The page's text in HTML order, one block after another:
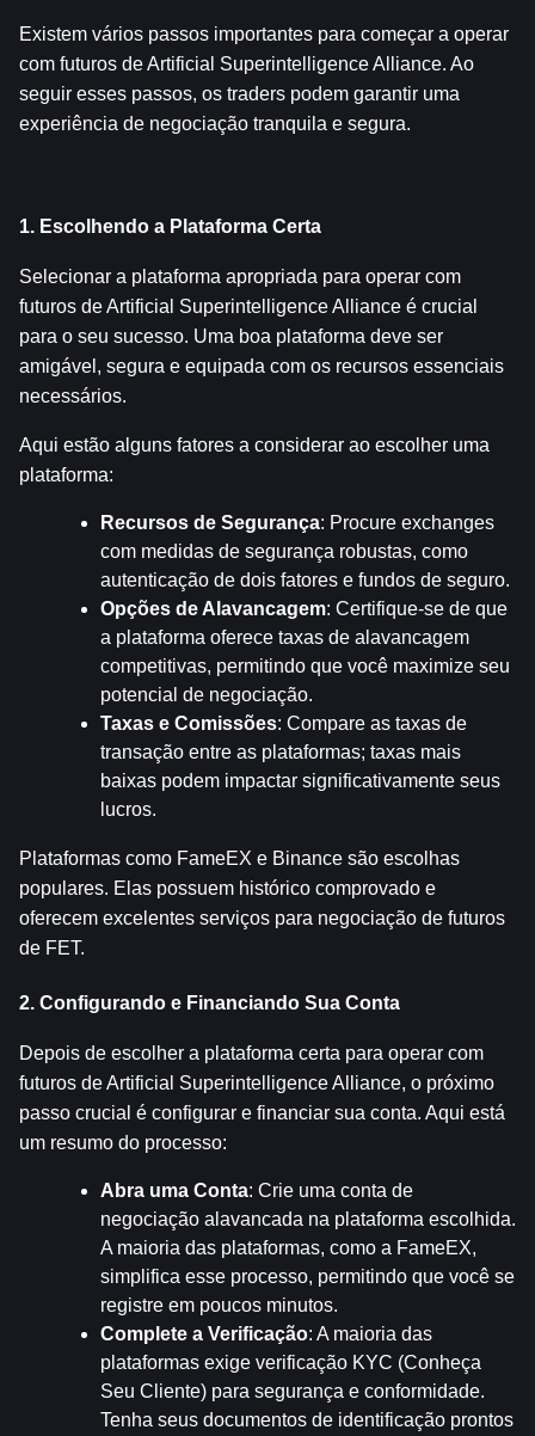
Existem vários passos importantes para começar a operar
com futuros de Artificial Superintelligence Alliance. Ao
seguir esses passos, os traders podem garantir uma
experiência de negociação tranquila e segura.
1. Escolhendo a Plataforma Certa
Selecionar a plataforma apropriada para operar com
futuros de Artificial Superintelligence Alliance é crucial
para o seu sucesso. Uma boa plataforma deve ser
amigável, segura e equipada com os recursos essenciais
necessários.
Aqui estão alguns fatores a considerar ao escolher uma
plataforma:
Recursos de Segurança: Procure exchanges
com medidas de segurança robustas, como
autenticação de dois fatores e fundos de seguro.
Opções de Alavancagem: Certifique-se de que
a plataforma oferece taxas de alavancagem
competitivas, permitindo que você maximize seu
potencial de negociação.
Taxas e Comissões: Compare as taxas de
transação entre as plataformas; taxas mais
baixas podem impactar significativamente seus
lucros.
Plataformas como FameEX e Binance são escolhas
populares. Elas possuem histórico comprovado e
oferecem excelentes serviços para negociação de futuros
de FET.
2. Configurando e Financiando Sua Conta
Depois de escolher a plataforma certa para operar com
futuros de Artificial Superintelligence Alliance, o próximo
passo crucial é configurar e financiar sua conta. Aqui está
um resumo do processo:
Abra uma Conta: Crie uma conta de
negociação alavancada na plataforma escolhida.
A maioria das plataformas, como a FameEX,
simplifica esse processo, permitindo que você se
registre em poucos minutos.
Complete a Verificação: A maioria das
plataformas exige verificação KYC (Conheça
Seu Cliente) para segurança e conformidade.
Tenha seus documentos de identificação prontos